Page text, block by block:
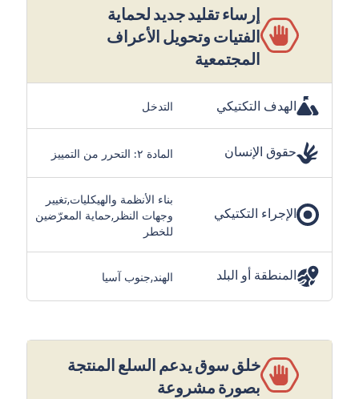
إرساء تقليد جديد لحماية
الفتيات وتحويل الأعراف
المجتمعية
الهدف التكتيكي التدخل
حقوق الإنسان المادة ٢: التحرر من التمييز
الإجراء التكتيكي
بناء الأنظمة والهيكليات,تغيير
وجهات النظر,حماية المعرّضين
للخطر
المنطقة أو البلد الهند,جنوب آسيا
خلق سوق يدعم السلع المنتجة
بصورة مشروعة